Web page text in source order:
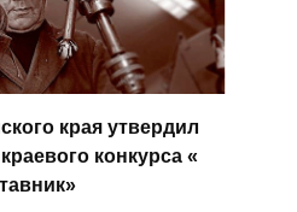
края утвердил
конкурса «